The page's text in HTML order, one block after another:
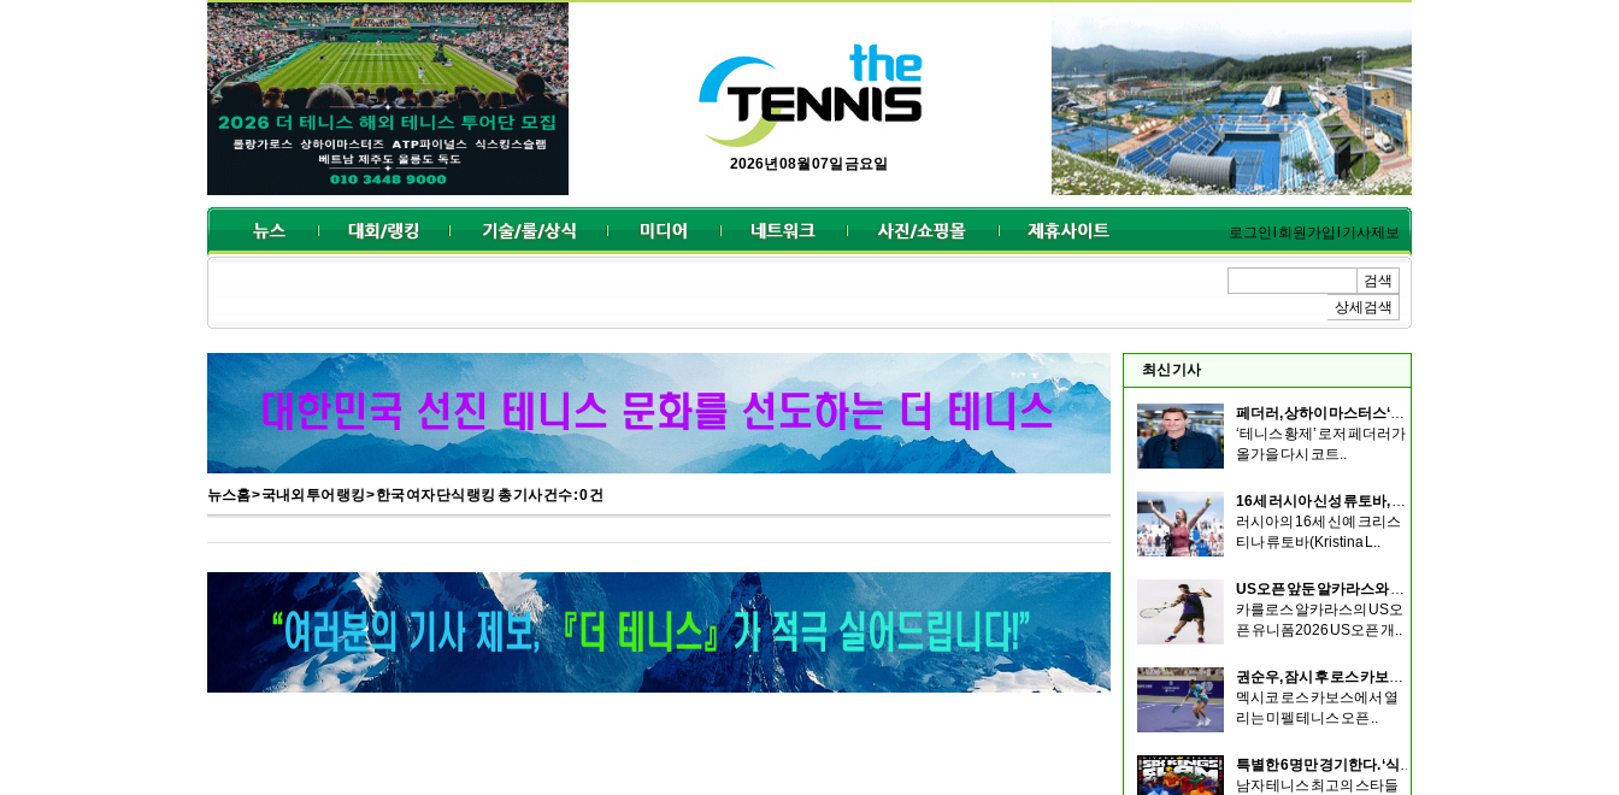
2026년 08월 07일 금요일
로그인 회원가입 기사제보
검색
상세검색
최신 기사
페더러, 상하이 마스터스‘로저 & 프렌즈’ 출전
‘테니스 황제’ 로저 페더러가
올가을 다시 코트..
16세 러시아 신성 류토바, 멤피스에서 예선 통과해 우승
러시아의 16세 신예 크리스
티나 류토바(Kristina L..
US오픈 앞둔 알카라스와 시너, 나이키 새 유니폼 공개
카를로스 알카라스의 US오
픈 유니폼2026 US오픈 개..
권순우, 잠시 후 로스 카보스 ATP250대회 1라운드 시작
멕시코 로스 카보스에서 열
리는 미펠 테니스 오픈 ..
특별한 6명만 경기한다. ‘식스 킹스 슬램’ 출전 선수 확정
남자 테니스 최고의 스타들
뉴스홈>국내외 투어 랭킹> 한국 여자 단식 랭킹 총 기사 건수 : 0 건